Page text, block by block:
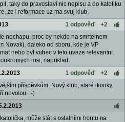
taky do pravoslavi nic nepisu a do katoliku
ze i reformace uz ma svuj klub.
1 odpověď
+2
nechapu, proc by nekdo na smrtelnem
Novak), daleko od sboru, kde je VP
nebo byl vubec v teto uvaze relevantni.
msi, napriklad.
1 odpověď
+2
příspěvkům. Nový klub, staré ikonky.
novotou. :-)
může stát s ostatními frontu na